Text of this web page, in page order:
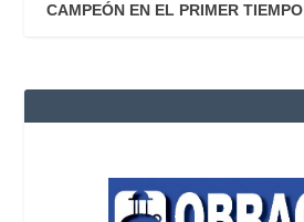
CAMPEÓN EN EL PRIMER TIEMPO